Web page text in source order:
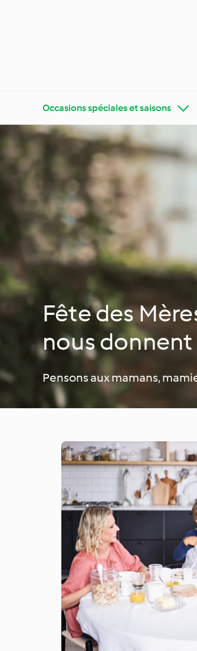
Occasions spéciales et saisons
Faites connaissance avec
Cuisine de tous les jours
Fête des
nous donnent
Pensons aux mamans,